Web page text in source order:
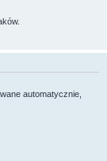
automatycznie,